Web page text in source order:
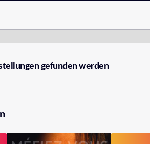
gefunden werden